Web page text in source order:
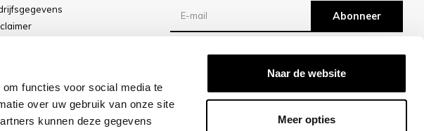
functies voor social media te
over uw gebruik van onze site
kunnen deze gegevens
Naar de website
Meer opties
Abonneer
Reviews
/10 -klantbeoordelingen